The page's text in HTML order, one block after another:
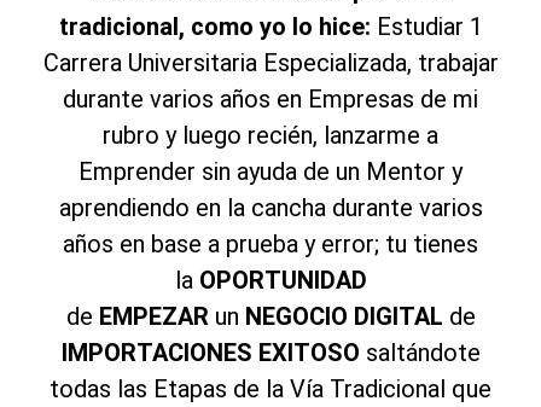
tradicional, como yo lo hice: Estudiar 1
Carrera Universitaria Especializada, trabajar
durante varios años en Empresas de mi
rubro y luego recién, lanzarme a
Emprender sin ayuda de un Mentor y
aprendiendo en la cancha durante varios
años en base a prueba y error; tu tienes
la OPORTUNIDAD
de EMPEZARun NEGOCIO DIGITAL de
IMPORTACIONES EXITOSO saltándote
todas las Etapas de la Vía Tradicional que